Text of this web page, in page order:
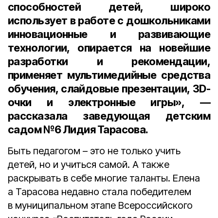
способностей детей, широко
использует в работе с дошкольниками
инновационные и развивающие
технологии, опирается на новейшие
разработки и рекомендации,
применяет мультимедийные средства
обучения, слайдовые презентации, 3D-
очки и электронные игры», —
рассказала заведующая детским
садом №6 Лидия Тарасова.
Быть педагогом – это не только учить
детей, но и учиться самой. А также
раскрывать в себе многие таланты. Елена
а Тарасова недавно стала победителем
в муниципальном этапе Всероссийского